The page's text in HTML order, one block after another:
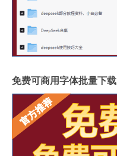
免费可商用字体批量下载